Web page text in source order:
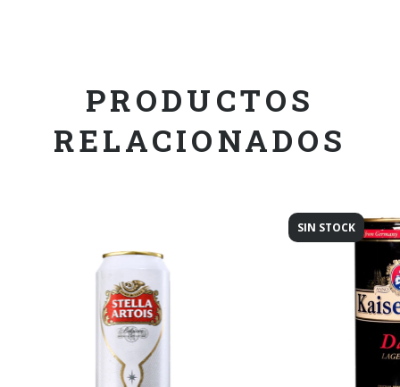
PRODUCTOS
RELACIONADOS
SIN STOCK